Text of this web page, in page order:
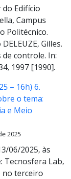
do Edifício
Campus
Politécnico.
Gilles.
controle. In:
1997 [1990].
– 16h) 6.
o tema:
e Meio
2025
06/2025, às
Tecnosfera Lab,
no terceiro